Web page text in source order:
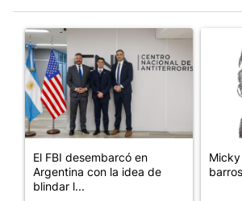
Un artículo de tendencia con el título "El
El FBI desembarcó en
Argentina con la idea de
blindar l...
Un
Micky